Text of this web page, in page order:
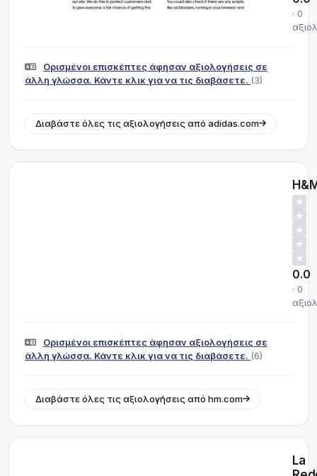
· 0
Ορισμένοι επισκέπτες άφησαν αξιολογήσεις σε
άλλη γλώσσα. Κάντε κλικ για να τις διαβάσετε. (3)
Διαβάστε όλες τις αξιολογήσεις από adidas.com
★
★
★
★
★
0.0
· 0
Ορισμένοι επισκέπτες άφησαν αξιολογήσεις σε
άλλη γλώσσα. Κάντε κλικ για να τις διαβάσετε. (6)
Διαβάστε όλες τις αξιολογήσεις από hm.com
La